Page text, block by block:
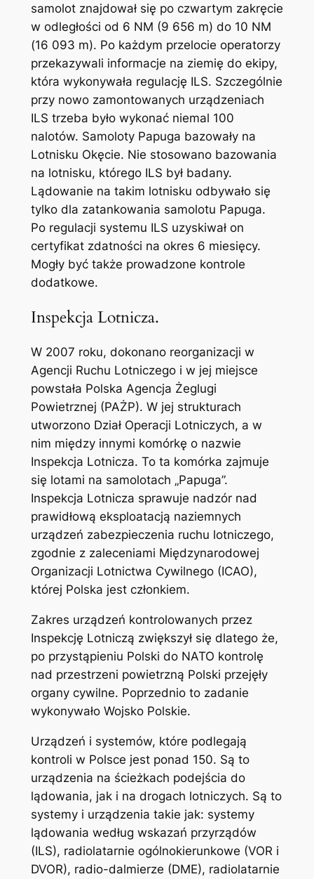
samolot znajdował się po czwartym zakręcie
w odległości od 6 NM (9 656 m) do 10 NM
(16 093 m). Po każdym przelocie operatorzy
przekazywali informacje na ziemię do ekipy,
która wykonywała regulację ILS. Szczególnie
przy nowo zamontowanych urządzeniach
ILS trzeba było wykonać niemal 100
nalotów. Samoloty Papuga bazowały na
Lotnisku Okęcie. Nie stosowano bazowania
na lotnisku, którego ILS był badany.
Lądowanie na takim lotnisku odbywało się
tylko dla zatankowania samolotu Papuga.
Po regulacji systemu ILS uzyskiwał on
certyfikat zdatności na okres 6 miesięcy.
Mogły być także prowadzone kontrole
dodatkowe.
Inspekcja Lotnicza.
W 2007 roku, dokonano reorganizacji w
Agencji Ruchu Lotniczego i w jej miejsce
powstała Polska Agencja Żeglugi
Powietrznej (PAŻP). W jej strukturach
utworzono Dział Operacji Lotniczych, a w
nim między innymi komórkę o nazwie
Inspekcja Lotnicza. To ta komórka zajmuje
się lotami na samolotach „Papuga”.
Inspekcja Lotnicza sprawuje nadzór nad
prawidłową eksploatacją naziemnych
urządzeń zabezpieczenia ruchu lotniczego,
zgodnie z zaleceniami Międzynarodowej
Organizacji Lotnictwa Cywilnego (ICAO),
której Polska jest członkiem.
Zakres urządzeń kontrolowanych przez
Inspekcję Lotniczą zwiększył się dlatego że,
po przystąpieniu Polski do NATO kontrolę
nad przestrzeni powietrzną Polski przejęły
organy cywilne. Poprzednio to zadanie
wykonywało Wojsko Polskie.
Urządzeń i systemów, które podlegają
kontroli w Polsce jest ponad 150. Są to
urządzenia na ścieżkach podejścia do
lądowania, jak i na drogach lotniczych. Są to
systemy i urządzenia takie jak: systemy
lądowania według wskazań przyrządów
(ILS), radiolatarnie ogólnokierunkowe (VOR i
DVOR), radio-dalmierze (DME), radiolatarnie